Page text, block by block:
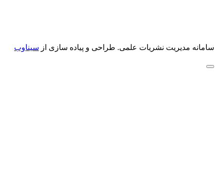
سامانه مدیریت نشریات علمی. طراحی و پیاده سازی از سیناوب